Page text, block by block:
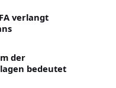
verlangt
der
bedeutet